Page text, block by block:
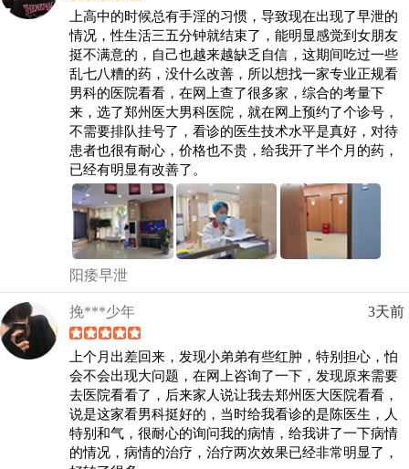
上高中的时候总有手淫的习惯，导致现在出现了早泄的
情况，性生活三五分钟就结束了，能明显感觉到女朋友
挺不满意的，自己也越来越缺乏自信，这期间吃过一些
乱七八糟的药，没什么改善，所以想找一家专业正规看
男科的医院看看，在网上查了很多家，综合的考量下
来，选了郑州医大男科医院，就在网上预约了个诊号，
不需要排队挂号了，看诊的医生技术水平是真好，对待
患者也很有耐心，价格也不贵，给我开了半个月的药，
已经有明显有改善了。
阳痿早泄
挽***少年 3天前
上个月出差回来，发现小弟弟有些红肿，特别担心，怕
会不会出现大问题，在网上咨询了一下，发现原来需要
去医院看看了，后来家人说让我去郑州医大医院看看，
说是这家看男科挺好的，当时给我看诊的是陈医生，人
特别和气，很耐心的询问我的病情，给我讲了一下病情
的情况，病情的治疗，治疗两次效果已经非常明显了，